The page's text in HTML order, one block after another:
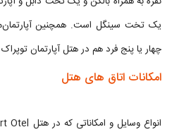
یک تخت سینگل است. همچنین
چهار یا پنج فرد هم در هتل آپارتمان
امکانات اتاق های هتل